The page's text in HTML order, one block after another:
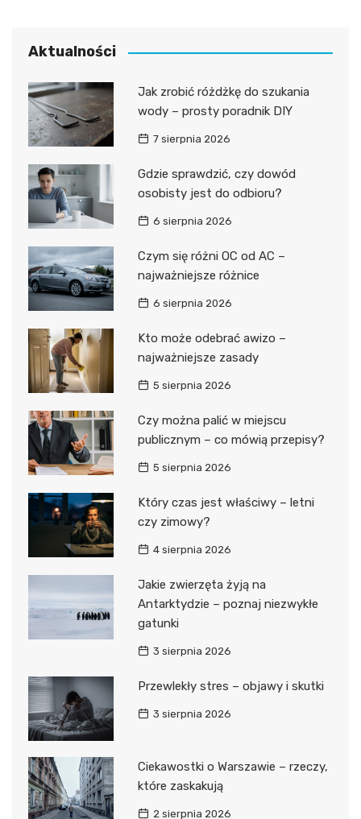
Aktualności
Jak zrobić różdżkę do szukania
wody – prosty poradnik DIY
7 sierpnia 2026
Gdzie sprawdzić, czy dowód
osobisty jest do odbioru?
6 sierpnia 2026
Czym się różni OC od AC –
najważniejsze różnice
6 sierpnia 2026
Kto może odebrać awizo –
najważniejsze zasady
5 sierpnia 2026
Czy można palić w miejscu
publicznym – co mówią przepisy?
5 sierpnia 2026
Który czas jest właściwy – letni
czy zimowy?
4 sierpnia 2026
Jakie zwierzęta żyją na
Antarktydzie – poznaj niezwykłe
gatunki
3 sierpnia 2026
Przewlekły stres – objawy i skutki
3 sierpnia 2026
Ciekawostki o Warszawie – rzeczy,
które zaskakują
2 sierpnia 2026